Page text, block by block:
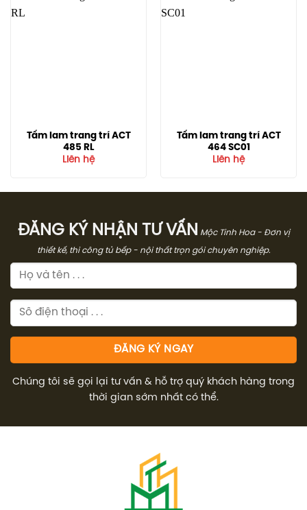
Tấm lam trang trí ACT
485 RL
Liên hệ
Tấm lam trang trí ACT
464 SC01
Liên hệ
ĐĂNG KÝ NHẬN TƯ VẤN
Mộc Tinh Hoa - Đơn vị
thiết kế, thi công tủ bếp - nội thất trọn gói chuyên nghiệp.
Chúng tôi sẽ gọi lại tư vấn & hỗ trợ quý khách hàng trong
thời gian sớm nhất có thể.